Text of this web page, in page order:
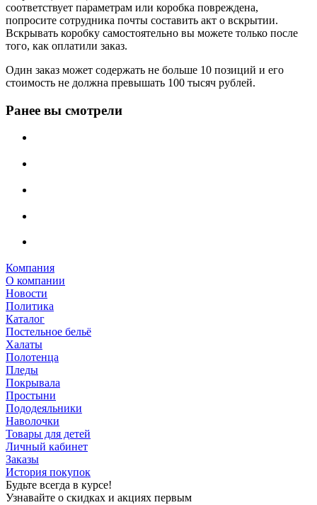
соответствует параметрам или коробка повреждена,
попросите сотрудника почты составить акт о вскрытии.
Вскрывать коробку самостоятельно вы можете только после
того, как оплатили заказ.
Один заказ может содержать не больше 10 позиций и его
стоимость не должна превышать 100 тысяч рублей.
Ранее вы смотрели
Компания
О компании
Новости
Политика
Каталог
Постельное бельё
Халаты
Полотенца
Пледы
Покрывала
Простыни
Пододеяльники
Наволочки
Товары для детей
Личный кабинет
Заказы
История покупок
Будьте всегда в курсе!
Узнавайте о скидках и акциях первым